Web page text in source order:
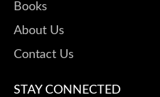
Books
About Us
Contact Us
STAY CONNECTED